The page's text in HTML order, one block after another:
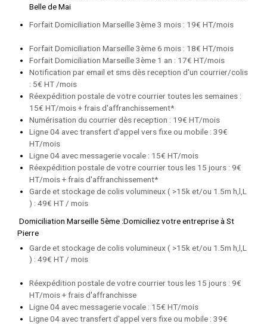
Belle de Mai
Forfait Domiciliation Marseille 3ème 3 mois : 19€ HT/mois
Forfait Domiciliation Marseille 3ème 6 mois : 18€ HT/mois
Forfait Domiciliation Marseille 3ème 1 an : 17€ HT/mois
Notification par email et sms dès reception d'un courrier/colis
: 5€ HT /mois
Réexpédition postale de votre courrier toutes les semaines :
15€ HT/mois + frais d'affranchissement*
Numérisation du courrier dès reception : 19€ HT/mois
Ligne 04 avec transfert d'appel vers fixe ou mobile : 39€
HT/mois
Ligne 04 avec messagerie vocale : 15€ HT/mois
Réexpédition postale de votre courrier tous les 15 jours : 9€
HT/mois + frais d'affranchissement*
Garde et stockage de colis volumineux ( >15k et/ou 1.5m h,l,L
) : 49€ HT / mois
Domiciliation Marseille 5ème :Domiciliez votre entreprise à St
Pierre
Garde et stockage de colis volumineux ( >15k et/ou 1.5m h,l,L
) : 49€ HT / mois
Réexpédition postale de votre courrier tous les 15 jours : 9€
HT/mois + frais d'affranchisse
Ligne 04 avec messagerie vocale : 15€ HT/mois
Ligne 04 avec transfert d'appel vers fixe ou mobile : 39€